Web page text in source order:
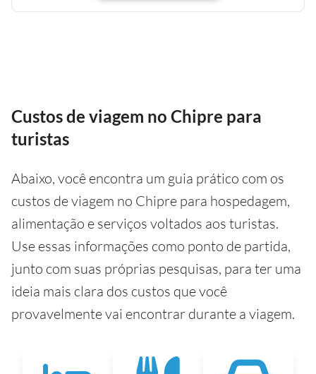
Custos de viagem no Chipre para
turistas
Abaixo, você encontra um guia prático com os
custos de viagem no Chipre para hospedagem,
alimentação e serviços voltados aos turistas.
Use essas informações como ponto de partida,
junto com suas próprias pesquisas, para ter uma
ideia mais clara dos custos que você
provavelmente vai encontrar durante a viagem.